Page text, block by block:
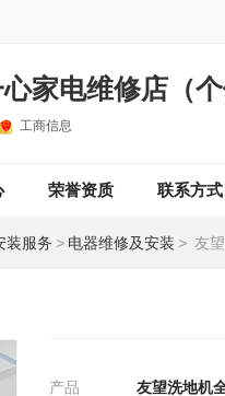
家电维修店（个
工商信息
荣誉资质 联系方式
装服务 > 电器维修及安装 > 友
产品 友望洗地机